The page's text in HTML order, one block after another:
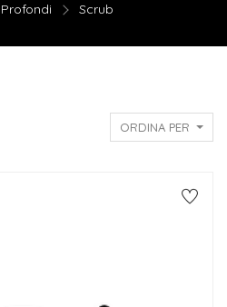
Scrub
ORDINA PER